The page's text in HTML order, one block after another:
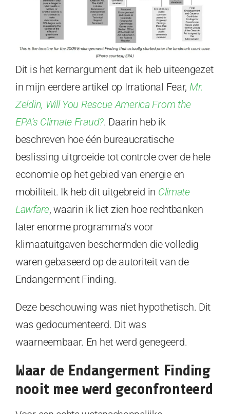
Dit is het kernargument dat ik heb uiteengezet
in mijn eerdere artikel op Irrational Fear, Mr.
Zeldin, Will You Rescue America From the
EPA’s Climate Fraud?. Daarin heb ik
beschreven hoe één bureaucratische
beslissing uitgroeide tot controle over de hele
economie op het gebied van energie en
mobiliteit. Ik heb dit uitgebreid in Climate
Lawfare, waarin ik liet zien hoe rechtbanken
later enorme programma’s voor
klimaatuitgaven beschermden die volledig
waren gebaseerd op de autoriteit van de
Endangerment Finding.
Deze beschouwing was niet hypothetisch. Dit
was gedocumenteerd. Dit was
waarneembaar. En het werd genegeerd.
Waar de Endangerment Finding
nooit mee werd geconfronteerd